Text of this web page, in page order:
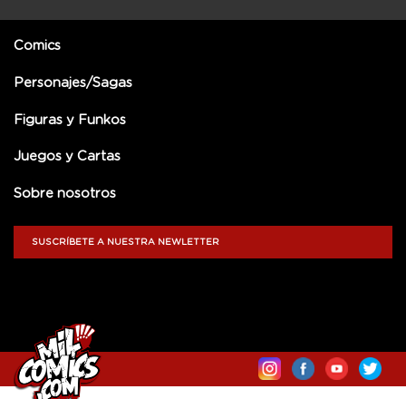
Comics
Personajes/Sagas
Figuras y Funkos
Juegos y Cartas
Sobre nosotros
SUSCRÍBETE A NUESTRA NEWLETTER